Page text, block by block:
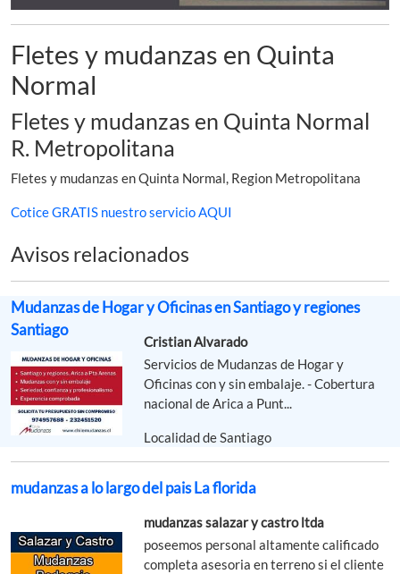
Fletes y mudanzas en Quinta
Normal
Fletes y mudanzas en Quinta Normal
R. Metropolitana
Fletes y mudanzas en Quinta Normal, Region Metropolitana
Cotice GRATIS nuestro servicio AQUI
Avisos relacionados
Mudanzas de Hogar y Oficinas en Santiago y regiones
Santiago
Cristian Alvarado
Servicios de Mudanzas de Hogar y
Oficinas con y sin embalaje. - Cobertura
nacional de Arica a Punt...
Localidad de Santiago
mudanzas a lo largo del pais La florida
mudanzas salazar y castro ltda
poseemos personal altamente calificado
completa asesoria en terreno si el cliente